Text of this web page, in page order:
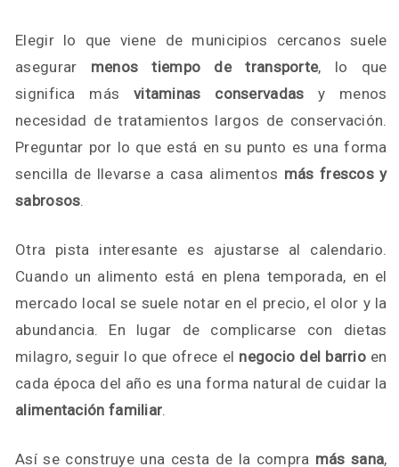
Elegir lo que viene de municipios cercanos suele
asegurar menos tiempo de transporte, lo que
significa más vitaminas conservadas y menos
necesidad de tratamientos largos de conservación.
Preguntar por lo que está en su punto es una forma
sencilla de llevarse a casa alimentos más frescos y
sabrosos.
Otra pista interesante es ajustarse al calendario.
Cuando un alimento está en plena temporada, en el
mercado local se suele notar en el precio, el olor y la
abundancia. En lugar de complicarse con dietas
milagro, seguir lo que ofrece el negocio del barrio en
cada época del año es una forma natural de cuidar la
alimentación familiar.
Así se construye una cesta de la compra más sana,